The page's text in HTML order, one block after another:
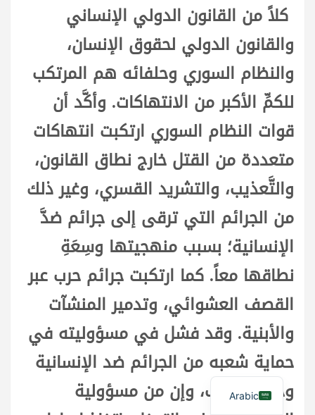
كلاً من القانون الدولي الإنساني
والقانون الدولي لحقوق الإنسان،
والنظام السوري وحلفائه هم المرتكب
للكمِّ الأكبر من الانتهاكات. وأكَّد أن
قوات النظام السوري ارتكبت انتهاكات
متعددة من القتل خارج نطاق القانون،
والتَّعذيب، والتشريد القسري، وغير ذلك
من الجرائم التي ترقى إلى جرائم ضدَّ
الإنسانية؛ بسبب منهجيتها وسِعَةِ
نطاقها معاً. كما ارتكبت جرائم حرب عبر
القصف العشوائي، وتدمير المنشآت
والأبنية. وقد فشل في مسؤوليته في
حماية شعبه من الجرائم ضد الإنسانية
وجرائم الحرب، وإن من مسؤولية
Arabic